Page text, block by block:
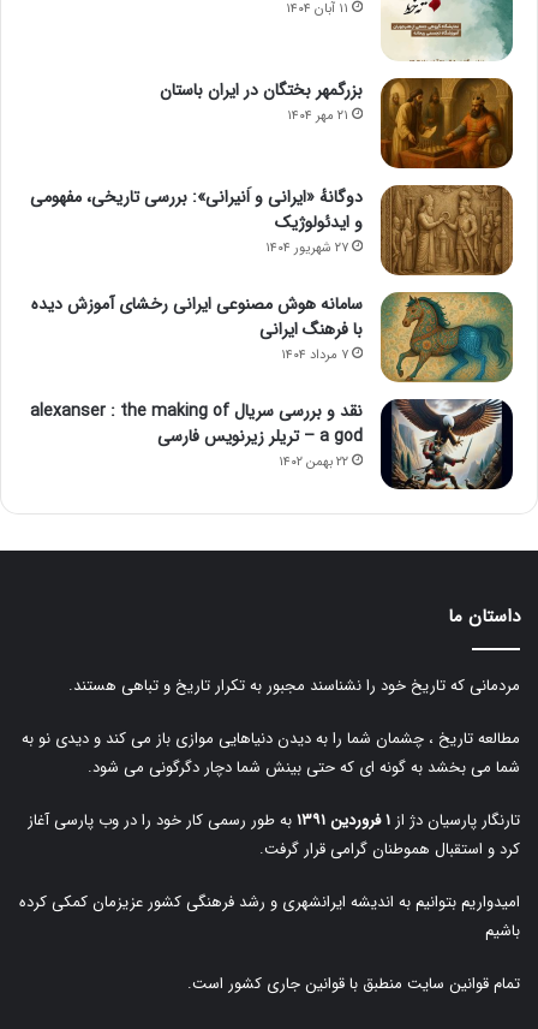
۱۱ آبان ۱۴۰۴
بزرگمهر بختگان در ایران باستان
۲۱ مهر ۱۴۰۴
دوگانهٔ «ایرانی و اَنیرانی»: بررسی تاریخی، مفهومی
و ایدئولوژیک
۲۷ شهریور ۱۴۰۴
سامانه هوش مصنوعی ایرانی رخشای آموزش دیده
با فرهنگ ایرانی
۷ مرداد ۱۴۰۴
نقد و بررسی سریال alexanser : the making of
a god – تریلر زیرنویس فارسی
۲۲ بهمن ۱۴۰۲
داستان ما
مردمانی که تاریخ خود را نشناسند مجبور به تکرار تاریخ و تباهی هستند.
مطالعه تاریخ ، چشمان شما را به دیدن دنیاهایی موازی باز می کند و دیدی نو به
شما می بخشد به گونه ای که حتی بینش شما دچار دگرگونی می شود.
تارنگار پارسیان دژ از ۱ فروردین ۱۳۹۱
به طور رسمی کار خود را در وب پارسی آغاز
کرد و استقبال هموطنان گرامی قرار گرفت.
امیدواریم بتوانیم به اندیشه ایرانشهری و رشد فرهنگی کشور عزیزمان کمکی کرده
باشیم
تمام قوانین سایت منطبق با قوانین جاری کشور است.